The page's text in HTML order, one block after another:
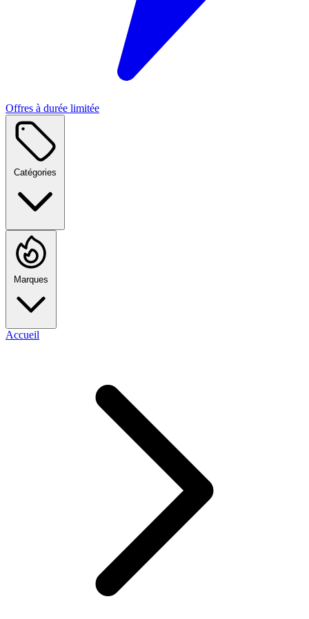
Offres à durée limitée
Catégories
Marques
Accueil